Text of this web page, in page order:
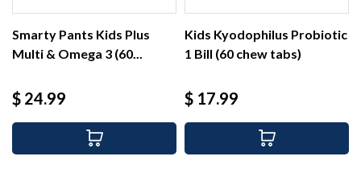
Smarty Pants Kids Plus
Multi & Omega 3 (60...
Precio
$ 24.99
Kids Kyodophilus Probiotic
1 Bill (60 chew tabs)
Precio
$ 17.99